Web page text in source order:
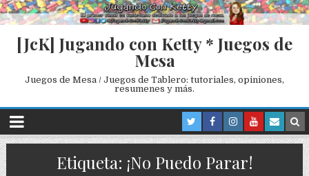
[JcK] Jugando con Ketty * Juegos de
Mesa
Juegos de Mesa / Juegos de Tablero: tutoriales, opiniones,
resumenes y más.
Etiqueta: ¡No Puedo Parar!